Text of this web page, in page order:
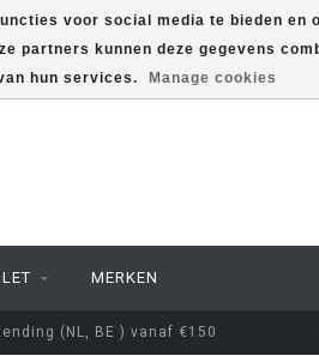
MERKEN
(NL, BE ) vanaf €150
voor social media te bieden en
partners kunnen deze gegevens
hun services.
Manage cookies